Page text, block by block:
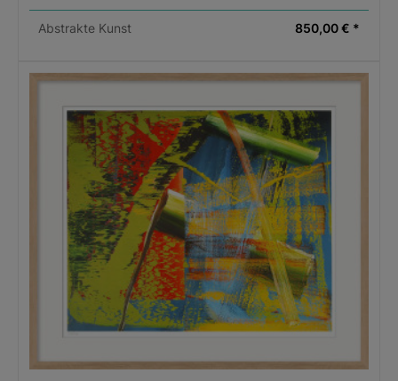
Abstrakte Kunst 850,00 € *